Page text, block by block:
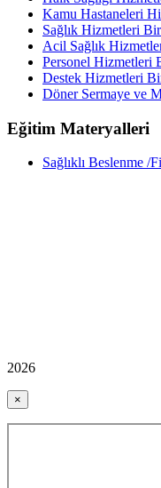
Kamu Hastaneleri
Sağlık Hizmetleri
Acil Sağlık
Personel Hizmetleri
Destek Hizmetleri
Döner Sermaye ve
Eğitim Materyalleri
Sağlıklı Beslenme /
2026
×